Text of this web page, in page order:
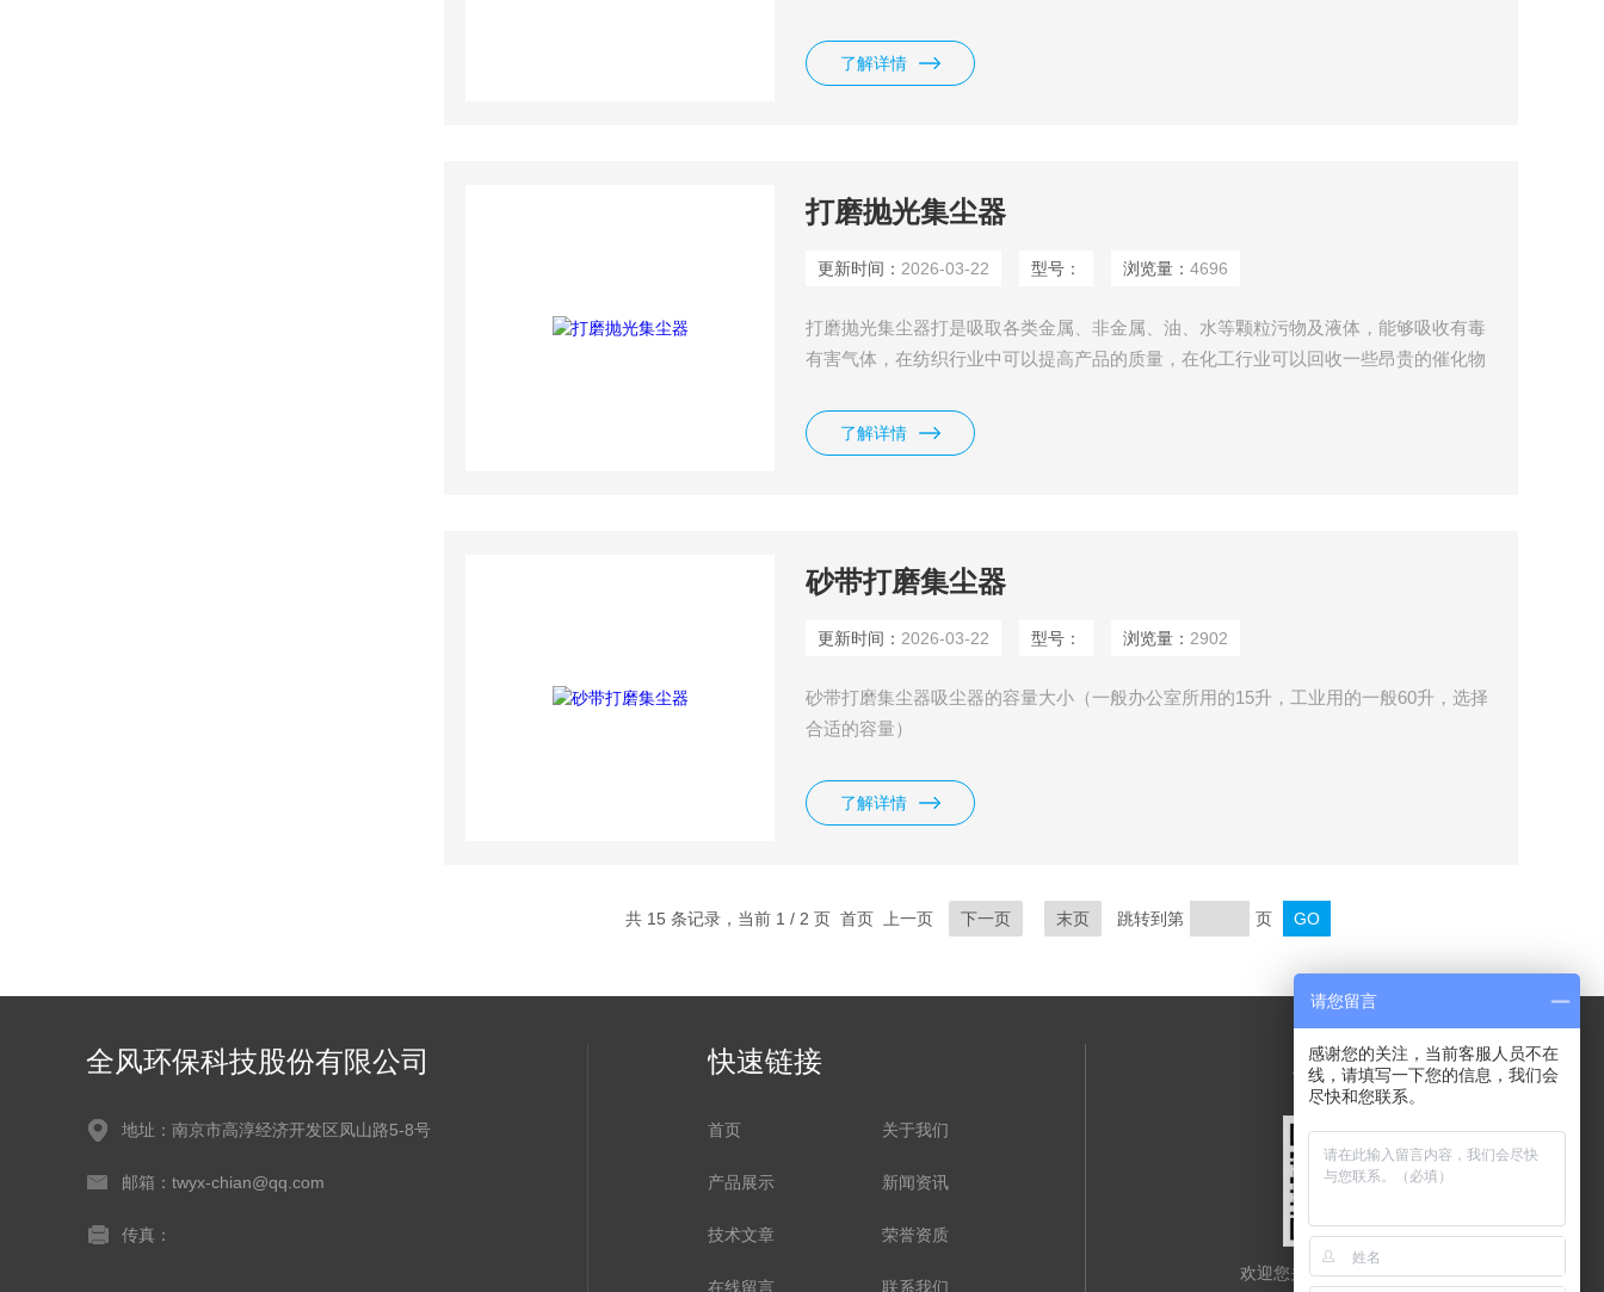
请您留言
感谢您的关注，当前客服人员不在
线，请填写一下您的信息，我们会
尽快和您联系。
手工清扫。工业吸尘器在电子和模具制造行业是*的清理设备。
了解详情
打磨抛光集尘器
更新时间： 2026-03-22 型号： 浏览量：4696
打磨抛光集尘器打是吸取各类金属、非金属、油、水等颗粒污物及液体，能够吸收有毒
有害气体，在纺织行业中可以提高产品的质量，在化工行业可以回收一些昂贵的催化物
肺等。同家用吸尘器相比，工业吸尘器具有可连续24小时使用，吸力强劲、储尘容积
大、使用寿命长、可耐高温等优点。
了解详情
砂带打磨集尘器
更新时间： 2026-03-22 型号： 浏览量： 2902
砂带打磨集尘器吸尘器的容量大小（一般办公室所用的15升，工业用的一般60升，选择
合适的容量）
了解详情
共 15 条记录，当前 1 / 2 页 首页 上一页 下一页 末页 跳转到第 页
全风环保科技股份有限公司
地址：南京市高淳经济开发区凤山路5-8号
邮箱：twyx-chian@qq.com
传真：
快速链接
首页 关于我们
产品展示 新闻资讯
技术文章 荣誉资质
在线留言 联系我们
关注我们
欢迎您关注我们的微信公众号